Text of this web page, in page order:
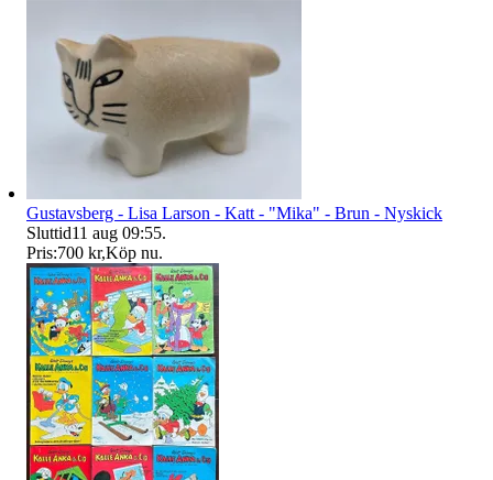
Gustavsberg - Lisa Larson - Katt - "Mika" - Brun - Nyskick
Sluttid11 aug 09:55.
Pris:700 kr,Köp nu.